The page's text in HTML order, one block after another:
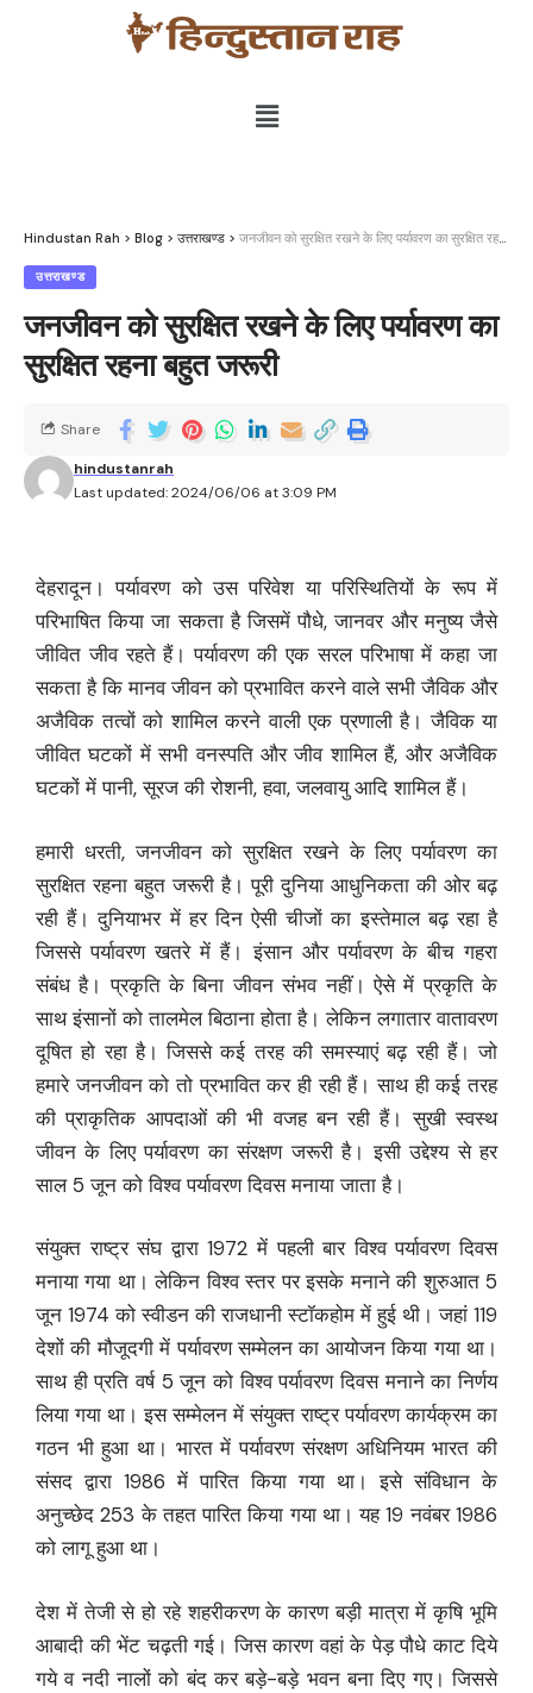
Hindustan Rah > Blog > उत्तराखण्ड > जनजीवन को सुरक्षित रखने के लिए पर्यावरण का सुरक्षित रहना बहुत जरूरी
उत्तराखण्ड
जनजीवन को सुरक्षित रखने के लिए पर्यावरण का
सुरक्षित रहना बहुत जरूरी
Last updated: 2024/06/06 at 3:09 PM
hindustanrah
Share
देहरादून। पर्यावरण को उस परिवेश या परिस्थितियों के रूप में
परिभाषित किया जा सकता है जिसमें पौधे, जानवर और मनुष्य जैसे
जीवित जीव रहते हैं। पर्यावरण की एक सरल परिभाषा में कहा जा
सकता है कि मानव जीवन को प्रभावित करने वाले सभी जैविक और
अजैविक तत्वों को शामिल करने वाली एक प्रणाली है। जैविक या
जीवित घटकों में सभी वनस्पति और जीव शामिल हैं, और अजैविक
घटकों में पानी, सूरज की रोशनी, हवा, जलवायु आदि शामिल हैं।
हमारी धरती, जनजीवन को सुरक्षित रखने के लिए पर्यावरण का
सुरक्षित रहना बहुत जरूरी है। पूरी दुनिया आधुनिकता की ओर बढ़
रही हैं। दुनियाभर में हर दिन ऐसी चीजों का इस्तेमाल बढ़ रहा है
जिससे पर्यावरण खतरे में हैं। इंसान और पर्यावरण के बीच गहरा
संबंध है। प्रकृति के बिना जीवन संभव नहीं। ऐसे में प्रकृति के
साथ इंसानों को तालमेल बिठाना होता है। लेकिन लगातार वातावरण
दूषित हो रहा है। जिससे कई तरह की समस्याएं बढ़ रही हैं। जो
हमारे जनजीवन को तो प्रभावित कर ही रही हैं। साथ ही कई तरह
की प्राकृतिक आपदाओं की भी वजह बन रही हैं। सुखी स्वस्थ
जीवन के लिए पर्यावरण का संरक्षण जरूरी है। इसी उद्देश्य से हर
साल 5 जून को विश्व पर्यावरण दिवस मनाया जाता है।
संयुक्त राष्ट्र संघ द्वारा 1972 में पहली बार विश्व पर्यावरण दिवस
मनाया गया था। लेकिन विश्व स्तर पर इसके मनाने की शुरुआत 5
जून 1974 को स्वीडन की राजधानी स्टॉकहोम में हुई थी। जहां 119
देशों की मौजूदगी में पर्यावरण सम्मेलन का आयोजन किया गया था।
साथ ही प्रति वर्ष 5 जून को विश्व पर्यावरण दिवस मनाने का निर्णय
लिया गया था। इस सम्मेलन में संयुक्त राष्ट्र पर्यावरण कार्यक्रम का
गठन भी हुआ था। भारत में पर्यावरण संरक्षण अधिनियम भारत की
संसद द्वारा 1986 में पारित किया गया था। इसे संविधान के
अनुच्छेद 253 के तहत पारित किया गया था। यह 19 नवंबर 1986
को लागू हुआ था।
देश में तेजी से हो रहे शहरीकरण के कारण बड़ी मात्रा में कृषि भूमि
आबादी की भेंट चढ़ती गई। जिस कारण वहां के पेड़ पौधे काट दिये
गये व नदी नालों को बंद कर बड़े-बड़े भवन बना दिए गए। जिससे